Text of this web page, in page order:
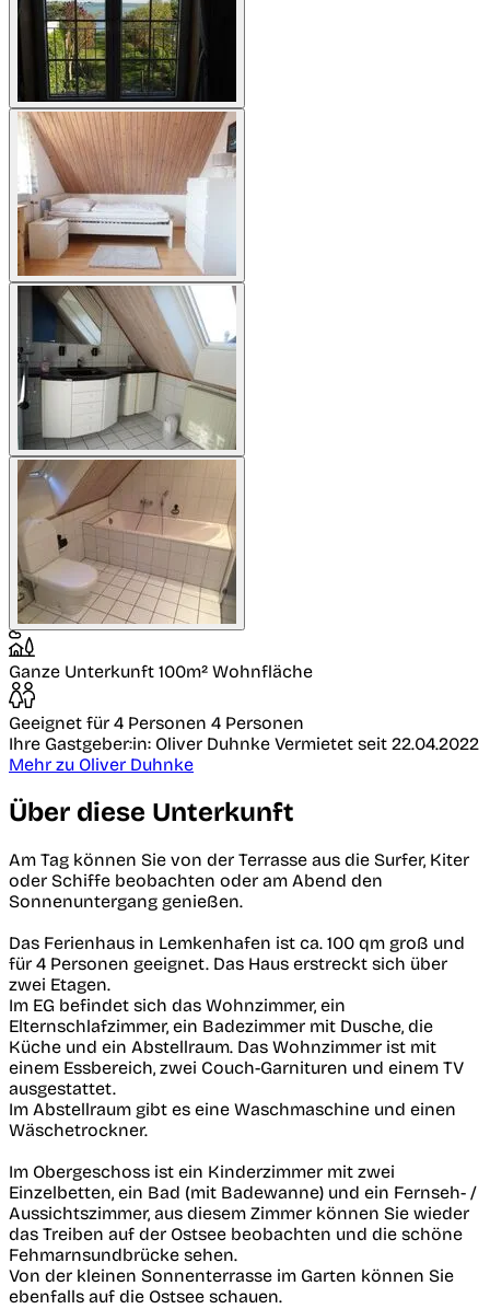
Ganze Unterkunft 100m² Wohnfläche
Geeignet für 4 Personen 4 Personen
Ihre Gastgeber:in: Oliver Duhnke Vermietet seit 22.04.2022
Mehr zu Oliver Duhnke
Über diese Unterkunft
Am Tag können Sie von der Terrasse aus die Surfer, Kiter
oder Schiffe beobachten oder am Abend den
Sonnenuntergang genießen.
Das Ferienhaus in Lemkenhafen ist ca. 100 qm groß und
für 4 Personen geeignet. Das Haus erstreckt sich über
zwei Etagen.
Im EG befindet sich das Wohnzimmer, ein
Elternschlafzimmer, ein Badezimmer mit Dusche, die
Küche und ein Abstellraum. Das Wohnzimmer ist mit
einem Essbereich, zwei Couch-Garnituren und einem TV
ausgestattet.
Im Abstellraum gibt es eine Waschmaschine und einen
Wäschetrockner.
Im Obergeschoss ist ein Kinderzimmer mit zwei
Einzelbetten, ein Bad (mit Badewanne) und ein Fernseh- /
Aussichtszimmer, aus diesem Zimmer können Sie wieder
das Treiben auf der Ostsee beobachten und die schöne
Fehmarnsundbrücke sehen.
Von der kleinen Sonnenterrasse im Garten können Sie
ebenfalls auf die Ostsee schauen.